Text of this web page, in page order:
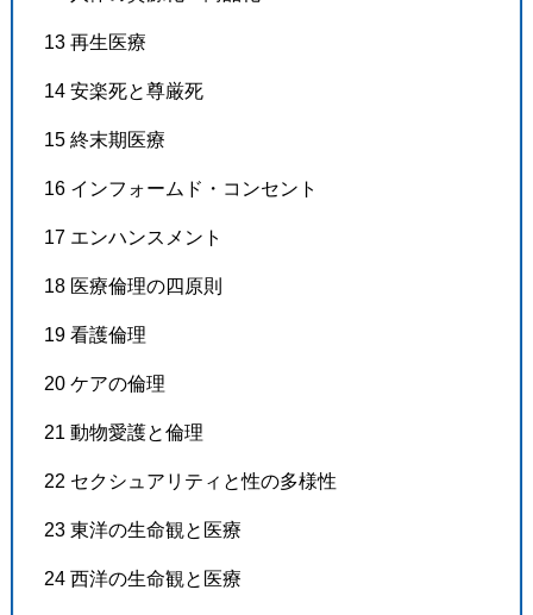
13 再生医療
14 安楽死と尊厳死
15 終末期医療
16 インフォームド・コンセント
17 エンハンスメント
18 医療倫理の四原則
19 看護倫理
20 ケアの倫理
21 動物愛護と倫理
22 セクシュアリティと性の多様性
23 東洋の生命観と医療
24 西洋の生命観と医療